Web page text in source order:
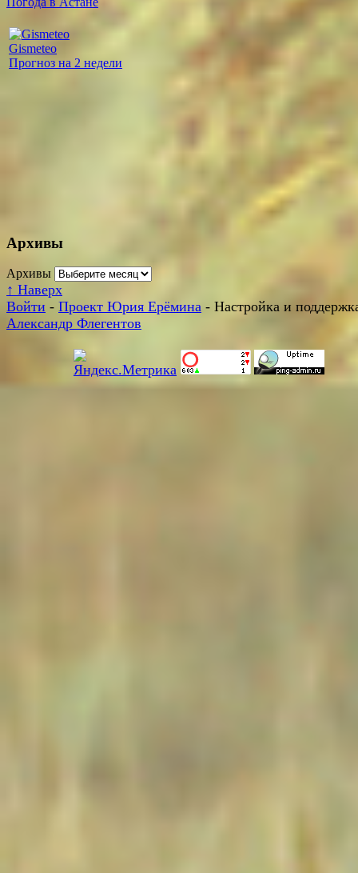
Gismeteo
Прогноз на 2 недели
Архивы
Архивы
↑ Наверх
Войти - Проект Юрия Ерёмина - Настройка и
Александр Флегентов